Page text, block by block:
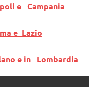
e Campania
e Lazio
e in Lombardia